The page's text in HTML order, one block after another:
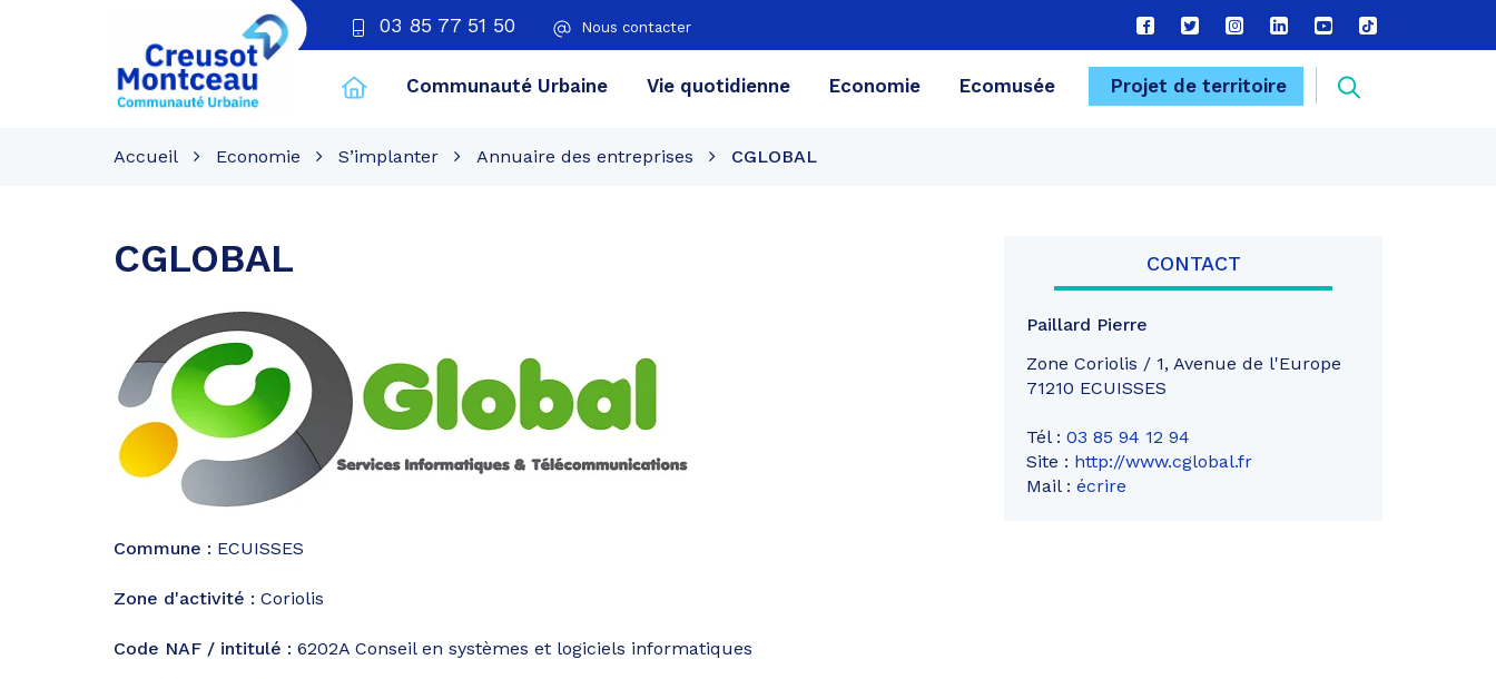
03 85 77 51 50 Nous contacter
Lien
vers
compte
Lien
vers
compte
Lien
vers
compte
Lien
vers
compte
Lien
vers
chaîne
Lien
vers
Creusot
Montceau
Communauté Urbaine Vie quotidienne Economie Ecomusée Projet de territoire
Accueil Economie S’implanter Annuaire des entreprises CGLOBAL
CGLOBAL
Commune : ECUISSES
Zone d'activité : Coriolis
Code NAF / intitulé : 6202A Conseil en systèmes et logiciels informatiques
CONTACT
Paillard Pierre
Zone Coriolis / 1, Avenue de l'Europe
71210 ECUISSES
Tél : 03 85 94 12 94
Site : http://www.cglobal.fr
Mail : écrire